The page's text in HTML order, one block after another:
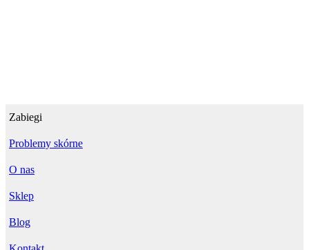
Zabiegi
Problemy skórne
O nas
Sklep
Blog